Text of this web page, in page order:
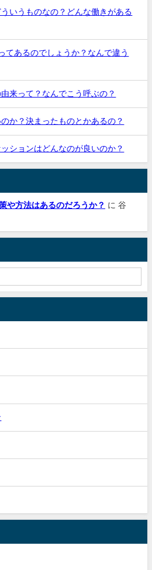
いうものなの？どんな働きがある
てあるのでしょうか？なんで違う
来って？なんでこう呼ぶの？
か？決まったものとかあるの？
ションはどんなのが良いのか？
や方法はあるのだろうか？ に 谷